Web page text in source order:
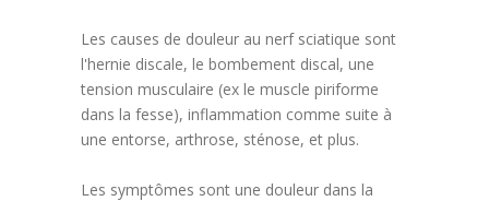
Les causes de douleur au nerf sciatique sont
l'hernie discale, le bombement discal, une
tension musculaire (ex le muscle piriforme
dans la fesse), inflammation comme suite à
une entorse, arthrose, sténose, et plus.
Les symptômes sont une douleur dans la